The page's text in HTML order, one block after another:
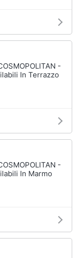
-
In Terrazzo
-
In Marmo